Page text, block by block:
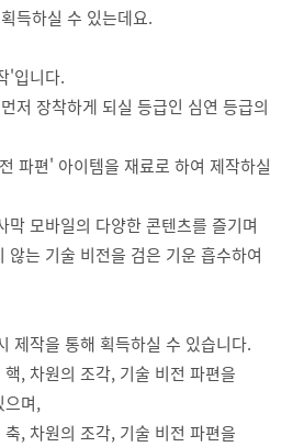
득하실 수 있는데요.
'입니다.
저 장착하게 되실 등급인 심연 등급의
파편' 아이템을 재료로 하여 제작하실
모바일의 다양한 콘텐츠를 즐기며
않는 기술 비전을 검은 기운 흡수하여
제작을 통해 획득하실 수 있습니다.
, 차원의 조각, 기술 비전 파편을
으며,
, 차원의 조각, 기술 비전 파편을